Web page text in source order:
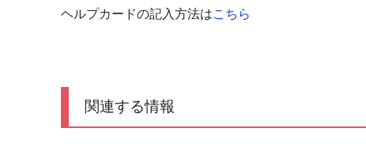
ヘルプカードの記入方法はこちら
関連する情報